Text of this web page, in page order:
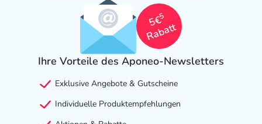
5€
5
Rabatt
Ihre Vorteile des Aponeo-Newsletters
Exklusive Angebote & Gutscheine
Individuelle Produktempfehlungen